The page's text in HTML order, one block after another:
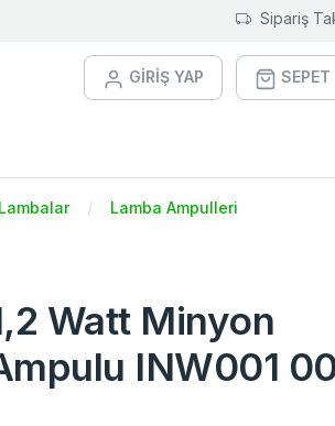
Sipariş
GİRİŞ YAP SEPET
Lambalar Lamba Ampulleri
Watt Minyon
INW001